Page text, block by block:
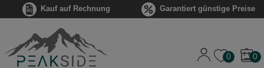
Kauf auf Rechnung Garantiert günstige Preise
0 0